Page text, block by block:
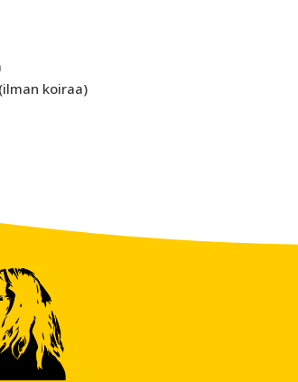
koiraa)